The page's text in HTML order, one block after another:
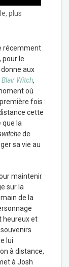
plus
récemment
pour le
aux
Witch,
où
fois :
cette
que la
de
sa vie au
maintenir
sur la
de la
heureux et
lui
à distance,
à Josh